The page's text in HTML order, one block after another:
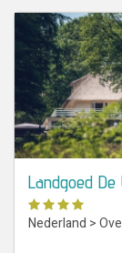
Landgoed De
Nederland >